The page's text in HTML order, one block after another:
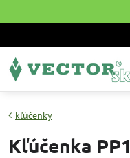
kľúčenky
Kľúčenka PP1